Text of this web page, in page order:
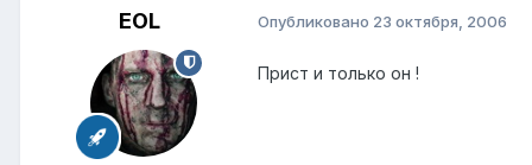
EOL Опубликовано 23 октября, 2006
Прист и только он !